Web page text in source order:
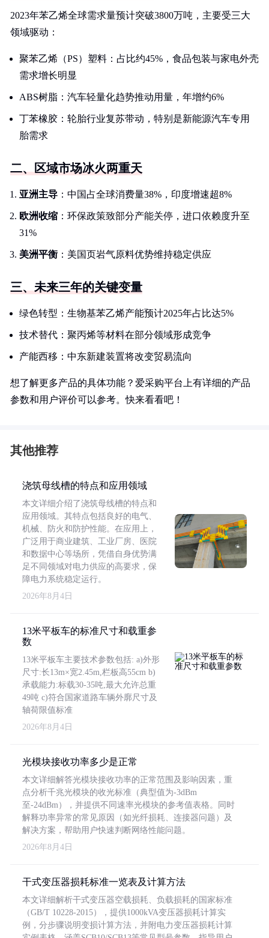
2023年苯乙烯全球需求量预计突破3800万吨，主要受三大
领域驱动：
聚苯乙烯（PS）塑料：占比约45%，食品包装与家电外壳
需求增长明显
ABS树脂：汽车轻量化趋势推动用量，年增约6%
丁苯橡胶：轮胎行业复苏带动，特别是新能源汽车专用
胎需求
二、区域市场冰火两重天
亚洲主导 ：中国占全球消费量38%，印度增速超8%
欧洲收缩 ：环保政策致部分产能关停，进口依赖度升至
31%
美洲平衡 ：美国页岩气原料优势维持稳定供应
三、未来三年的关键变量
绿色转型：生物基苯乙烯产能预计2025年占比达5%
技术替代：聚丙烯等材料在部分领域形成竞争
产能西移：中东新建装置将改变贸易流向
想了解更多产品的具体功能？爱采购平台上有详细的产品
参数和用户评价可以参考。快来看看吧！
其他推荐
浇筑母线槽的特点和应用领域
本文详细介绍了浇筑母线槽的特点和
应用领域。其特点包括良好的电气、
机械、防火和防护性能。在应用上，
广泛用于商业建筑、工业厂房、医院
和数据中心等场所，凭借自身优势满
足不同领域对电力供应的高要求，保
障电力系统稳定运行。
2026年8月4日
13米平板车的标准尺寸和载重参
数
13米平板车主要技术参数包括: a)外形
尺寸:长13m×宽2.45m,栏板高55cm b)
承载能力:标载30-35吨,最大允许总重
49吨 c)符合国家道路车辆外廓尺寸及
轴荷限值标准
2026年8月4日
光模块接收功率多少是正常
本文详细解答光模块接收功率的正常范围及影响因素，重
点分析千兆光模块的收光标准（典型值为-3dBm
至-24dBm），并提供不同速率光模块的参考值表格。同时
解释功率异常的常见原因（如光纤损耗、连接器问题）及
解决方案，帮助用户快速判断网络性能问题。
2026年8月4日
干式变压器损耗标准一览表及计算方法
本文详细解析干式变压器空载损耗、负载损耗的国家标准
（GB/T 10228-2015），提供1000kVA变压器损耗计算实
例，分步骤说明变损计算方法，并附电力变压器损耗计算